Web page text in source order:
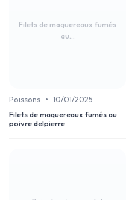
Filets de maquereaux fumés
au...
Poissons • 10/01/2025
Filets de maquereaux fumés au
poivre delpierre